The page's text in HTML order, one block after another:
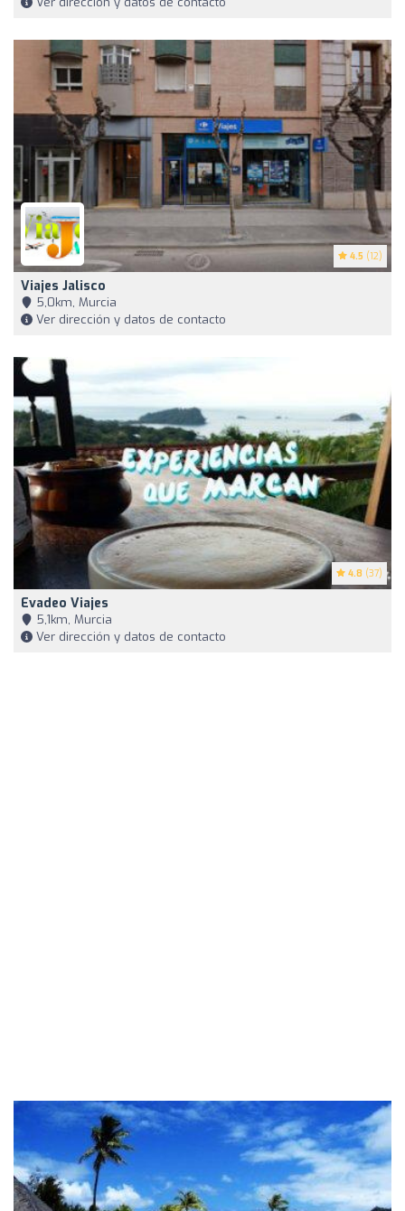
4.5 (12)
Viajes Jalisco
5,0km, Murcia
Ver dirección y datos de contacto
4.8 (37)
Evadeo Viajes
5,1km, Murcia
Ver dirección y datos de contacto